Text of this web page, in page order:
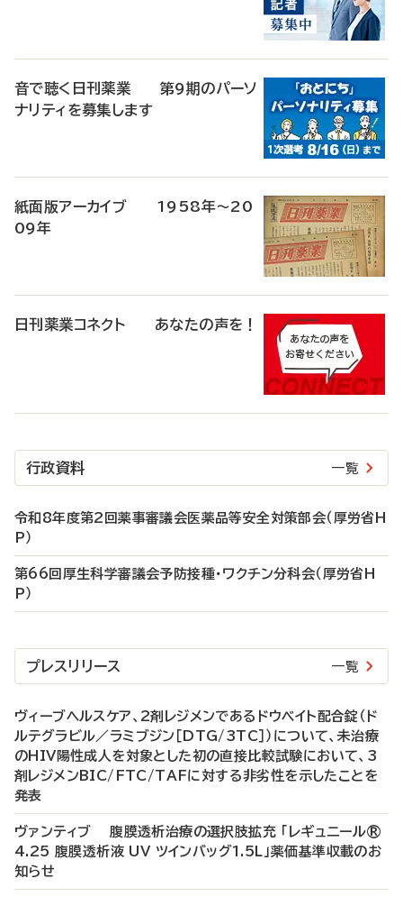
音で聴く日刊薬業 第9期のパーソ
ナリティを募集します
紙面版アーカイブ 1958年～20
09年
日刊薬業コネクト あなたの声を！
行政資料 一覧
令和8年度第2回薬事審議会医薬品等安全対策部会（厚労省H
P）
第66回厚生科学審議会予防接種・ワクチン分科会（厚労省H
P）
プレスリリース 一覧
ヴィーブヘルスケア、2剤レジメンであるドウベイト配合錠（ド
ルテグラビル／ラミブジン［DTG/3TC］）について、未治療
のHIV陽性成人を対象とした初の直接比較試験において、3
剤レジメンBIC/FTC/TAFに対する非劣性を示したことを
発表
ヴァンティブ 腹膜透析治療の選択肢拡充 「レギュニール®
4.25 腹膜透析液 UV ツインバッグ1.5L」薬価基準収載のお
知らせ